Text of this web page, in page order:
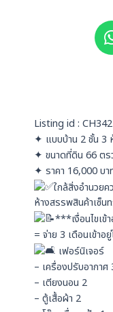
Listing id :
✦ แบบบ้าน 2 ชั้น 3
✦ ขนาดที่ดิน 66 ตร
✦ ราคา 16,000 บา
ใกล้สิ่งอำนวย
ห้างสรรพสินค้าเซ็น
***เงื่อนไขเข้
= จ่าย 3 เดือนเข้าอ
เฟอร์นิเจอร์
– เครื่องปรับอากาศ
– เตียงนอน 2
– ตู้เสื้อผ้า 2